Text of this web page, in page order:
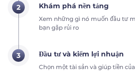
2 Khám phá nền tảng
Xem những gì nó muốn đầu tư
bạn gặp rủi ro
3 Đầu tư và kiếm lợi nhuận
Chọn một tài sản và giúp tiền